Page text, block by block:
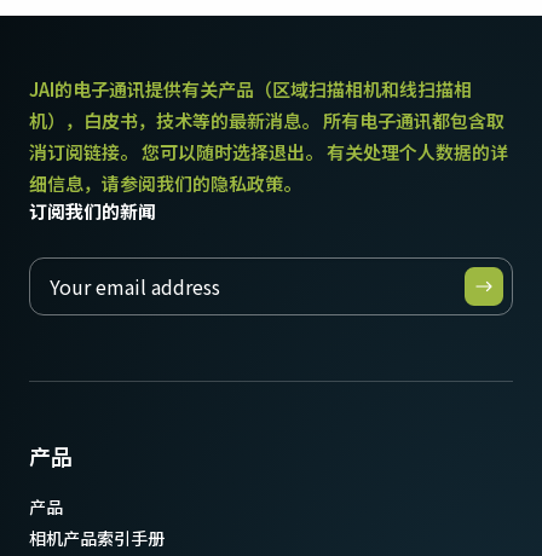
JAI的电子通讯提供有关产品（区域扫描相机和线扫描相
机），白皮书，技术等的最新消息。 所有电子通讯都包含取
消订阅链接。 您可以随时选择退出。 有关处理个人数据的详
细信息，请参阅我们的隐私政策。
订阅我们的新闻
产品
产品
相机产品索引手册